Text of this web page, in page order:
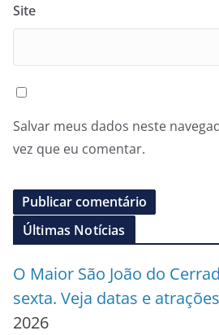
Site
Salvar meus dados neste
vez que eu comentar.
Últimas Notícias
O Maior São João do
sexta. Veja datas e atrações
2026